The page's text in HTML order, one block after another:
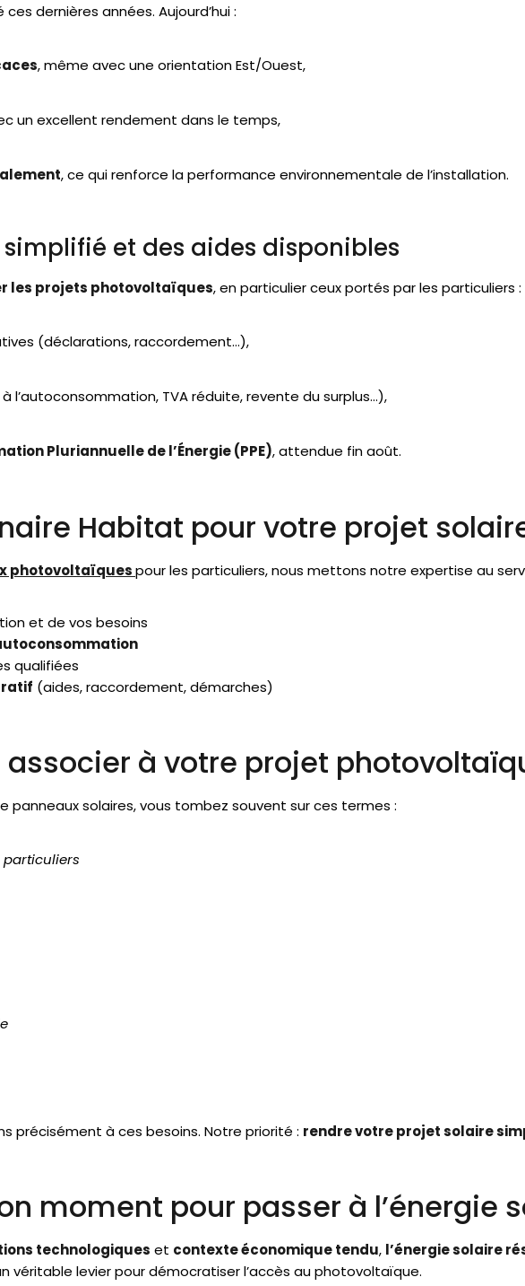
dernières années. Aujourd’hui :
, même avec une orientation Est/Ouest,
un excellent rendement dans le temps,
, ce qui renforce la performance environnementale de l’installation.
et des aides disponibles
les projets photovoltaïques, en particulier ceux portés par les particuliers :
(déclarations, raccordement…),
l’autoconsommation, TVA réduite, revente du surplus…),
Pluriannuelle de l’Énergie (PPE), attendue fin août.
Habitat pour votre projet
photovoltaïquespour les particuliers, nous mettons notre expertise au
et de vos besoins
qualifiées
(aides, raccordement, démarches)
à votre projet
panneaux solaires, vous tombez souvent sur ces termes :
précisément à ces besoins. Notre priorité : rendre votre projet solaire
moment pour passer à l’énergie
technologiques et contexte économique tendu, l’énergie solaire
véritable levier pour démocratiser l’accès au photovoltaïque.